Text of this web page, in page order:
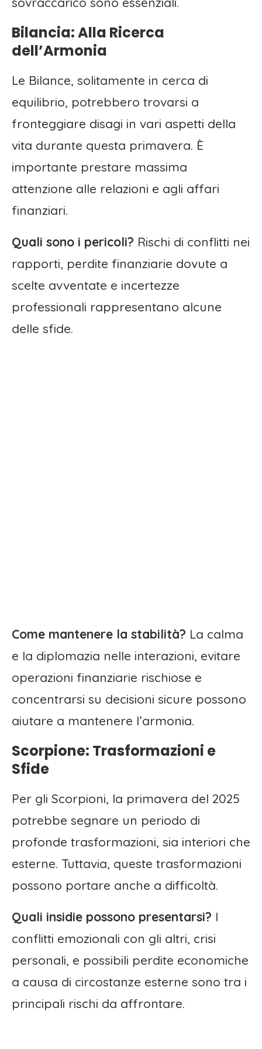
Bilancia: Alla Ricerca
dell’Armonia
Le Bilance, solitamente in cerca di
equilibrio, potrebbero trovarsi a
fronteggiare disagi in vari aspetti della
vita durante questa primavera. È
importante prestare massima
attenzione alle relazioni e agli affari
finanziari.
Quali sono i pericoli? Rischi di conflitti nei
rapporti, perdite finanziarie dovute a
scelte avventate e incertezze
professionali rappresentano alcune
delle sfide.
Come mantenere la stabilità? La calma
e la diplomazia nelle interazioni, evitare
operazioni finanziarie rischiose e
concentrarsi su decisioni sicure possono
aiutare a mantenere l’armonia.
Scorpione: Trasformazioni e
Sfide
Per gli Scorpioni, la primavera del 2025
potrebbe segnare un periodo di
profonde trasformazioni, sia interiori che
esterne. Tuttavia, queste trasformazioni
possono portare anche a difficoltà.
Quali insidie possono presentarsi? I
conflitti emozionali con gli altri, crisi
personali, e possibili perdite economiche
a causa di circostanze esterne sono tra i
principali rischi da affrontare.